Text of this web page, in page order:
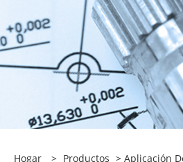
Hogar > Productos > Aplicación